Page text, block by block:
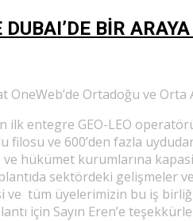
BİR
Ortadoğu ve
ilk entegre GEO-LEO
ve 600’den fazla uydudan
hükümet kurumlarına
sektördeki gelişmeler
tüm üyelerimizin bu iş
için Sayın Eren’e